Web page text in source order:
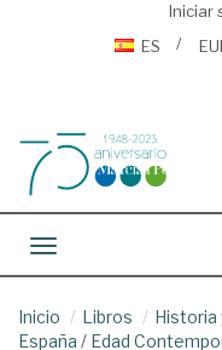
Iniciar
ES
Toggle navigation
Inicio Libros Historia
España / Edad